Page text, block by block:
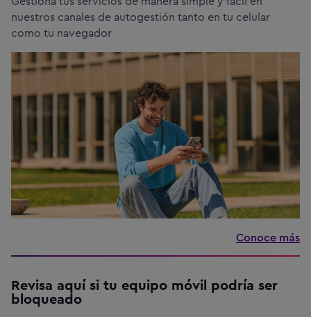
nuestros canales de autogestión tanto en tu celular
como tu navegador
Conoce más
Revisa aquí si tu equipo móvil podría ser
bloqueado